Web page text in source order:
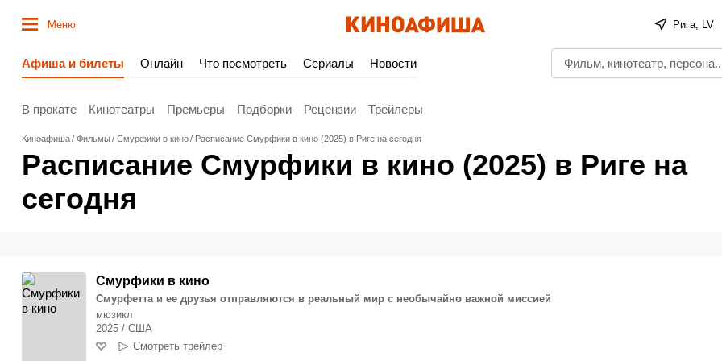
Меню Рига, LV
Афиша и билеты Онлайн Что посмотреть Сериалы Новости
В прокате Кинотеатры Премьеры Подборки Рецензии Трейлеры
Киноафиша Фильмы Смурфики в кино Расписание Смурфики в кино (2025) в Риге на сегодня
Расписание Смурфики в кино (2025) в Риге на
сегодня
Смурфики в кино
Смурфетта и ее друзья отправляются в реальный мир с необычайно важной миссией
мюзикл
2025 / США
Смотреть трейлер